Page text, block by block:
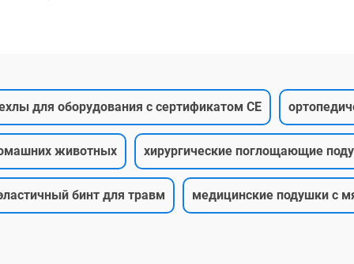
для оборудования с сертификатом CE
животных хирургические поглощающие
бинт для травм медицинские подушки с